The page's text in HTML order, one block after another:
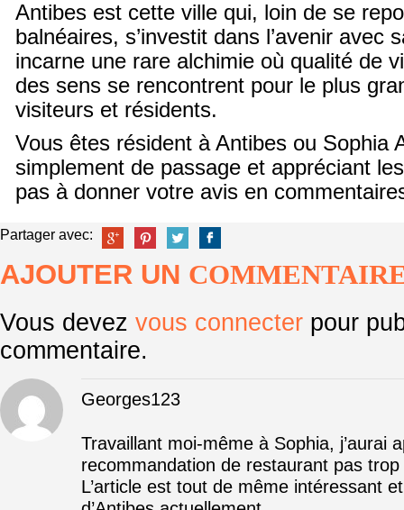
Antibes est cette ville qui, loin de se
balnéaires, s’investit dans l’avenir avec
incarne une rare alchimie où qualité de
des sens se rencontrent pour le plus
visiteurs et résidents.
Vous êtes résident à Antibes ou Sophia
simplement de passage et appréciant
pas à donner votre avis en
Partager avec:
AJOUTER UN
Vous devez vous connecter pour
commentaire.
Georges123
Travaillant moi-même à Sophia, j’aurai
recommandation de restaurant pas
L’article est tout de même intéressant